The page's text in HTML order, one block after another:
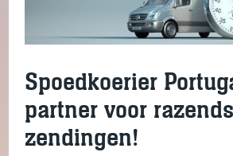
Spoedkoerier
partner voor
zendingen!